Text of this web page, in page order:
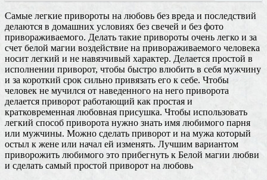
Самые легкие привороты на любовь без вреда и последствий
делаются в домашних условиях без свечей и без фото
привораживаемого. Делать такие привороты очень легко и за
счет белой магии воздействие на привораживаемого человека
носит легкий и не навязчивый характер. Делается простой в
исполнении приворот, чтобы быстро влюбить в себя мужчину
и за короткий срок сильно привязать его к себе. Чтобы
человек не мучился от наведенного на него приворота
делается приворот работающий как простая и
кратковременная любовная присушка. Чтобы использовать
легкий способ приворота нужно знать имя любимого парня
или мужчины. Можно сделать приворот и на мужа который
остыл к жене или начал ей изменять. Лучшим вариантом
приворожить любимого это прибегнуть к Белой магии любви
и сделать самый простой приворот на любовь